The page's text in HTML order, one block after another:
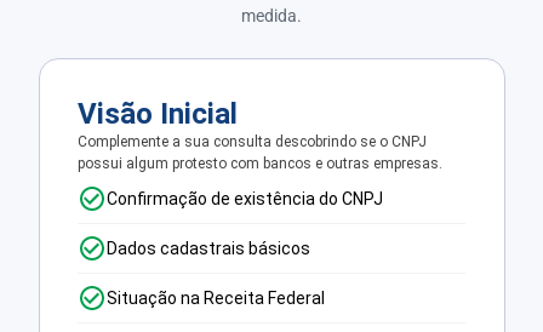
medida.
Visão Inicial
Complemente a sua consulta descobrindo se o CNPJ
possui algum protesto com bancos e outras empresas.
Confirmação de existência do CNPJ
Dados cadastrais básicos
Situação na Receita Federal